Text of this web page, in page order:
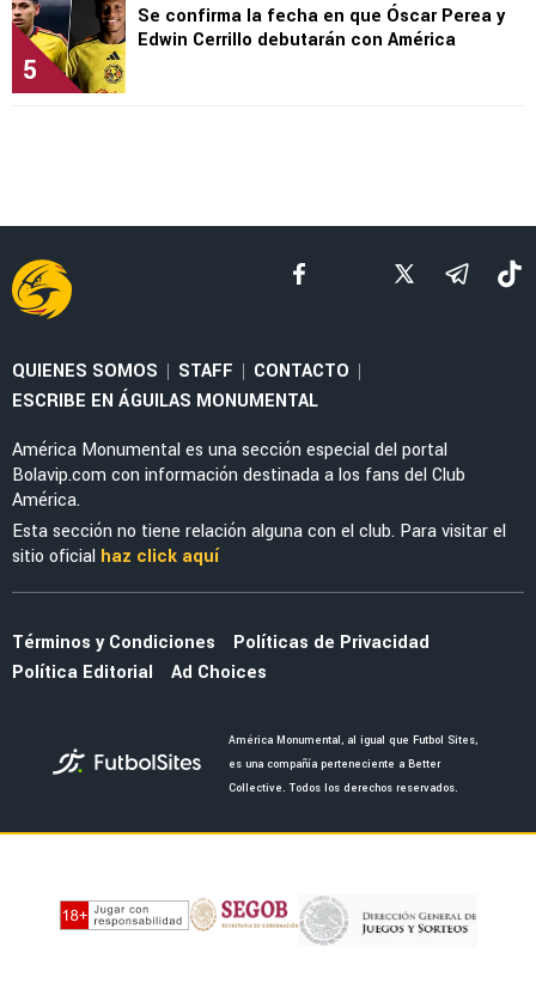
5
Se confirma la fecha en que Óscar Perea y
Edwin Cerrillo debutarán con América
QUIENES SOMOS | STAFF | CONTACTO |
ESCRIBE EN ÁGUILAS MONUMENTAL
América Monumental es una sección especial del portal
Bolavip.com con información destinada a los fans del Club
América.
Esta sección no tiene relación alguna con el club. Para visitar el
sitio oficial haz click aquí
Términos y Condiciones
Políticas de Privacidad
Política Editorial
Ad Choices
América Monumental, al igual que Futbol Sites,
es una compañía perteneciente a Better
Collective. Todos los derechos reservados.